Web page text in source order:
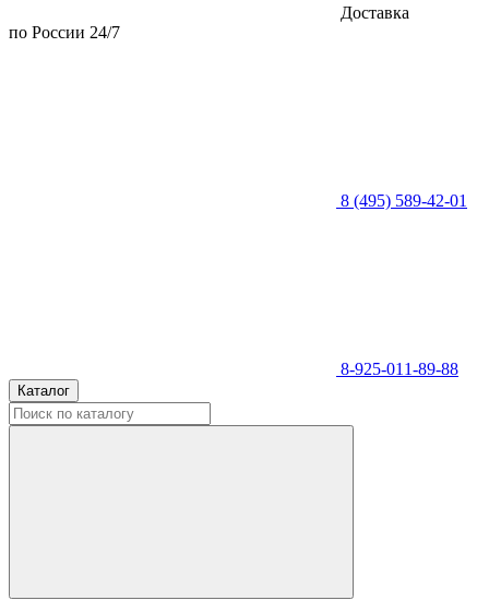
Доставка
по России 24/7
8 (495) 589-42-01
8-925-011-89-88
Каталог